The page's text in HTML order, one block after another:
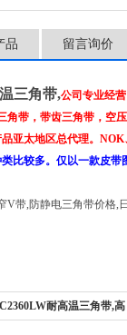
品 留言询价
三角带,公司专业经
角带，带齿三角带，空
亚太地区总代理。
类比较多。仅以一款皮带
V带,防静电三角带价
耐高温三角带,高